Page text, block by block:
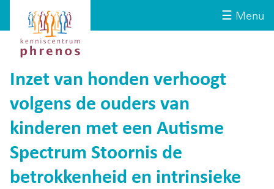
☰ Menu
Kenniscentrum
Phrenos
website
Inzet van honden verhoogt
volgens de ouders van
kinderen met een Autisme
Spectrum Stoornis de
betrokkenheid en intrinsieke